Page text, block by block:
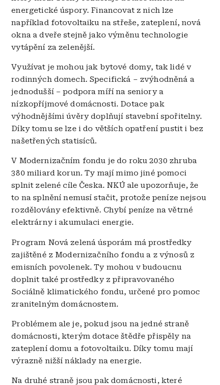
energetické úspory. Financovat z nich lze
například fotovoltaiku na střeše, zateplení, nová
okna a dveře stejně jako výměnu technologie
vytápění za zelenější.
Využívat je mohou jak bytové domy, tak lidé v
rodinných domech. Specifická – zvýhodněná a
jednodušší – podpora míří na seniory a
nízkopříjmové domácnosti. Dotace pak
výhodnějšími úvěry doplňují stavební spořitelny.
Díky tomu se lze i do větších opatření pustit i bez
našetřených statisíců.
V Modernizačním fondu je do roku 2030 zhruba
380 miliard korun. Ty mají mimo jiné pomoci
splnit zelené cíle Česka. NKÚ ale upozorňuje, že
to na splnění nemusí stačit, protože peníze nejsou
rozdělovány efektivně. Chybí peníze na větrné
elektrárny i akumulaci energie.
Program Nová zelená úsporám má prostředky
zajištěné z Modernizačního fondu a z výnosů z
emisních povolenek. Ty mohou v budoucnu
doplnit také prostředky z připravovaného
Sociálně klimatického fondu, určené pro pomoc
zranitelným domácnostem.
Problémem ale je, pokud jsou na jedné straně
domácnosti, kterým dotace štědře přispěly na
zateplení domu a fotovoltaiku. Díky tomu mají
výrazně nižší náklady na energie.
Na druhé straně jsou pak domácnosti, které